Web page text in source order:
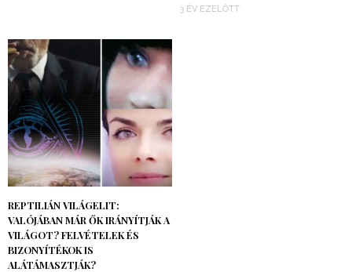
3 ÉV EZELŐTT
REPTILIÁN VILÁGELIT:
VALÓJÁBAN MÁR ŐK IRÁNYÍTJÁK A
VILÁGOT? FELVÉTELEK ÉS
BIZONYÍTÉKOK IS
ALÁTÁMASZTJÁK?